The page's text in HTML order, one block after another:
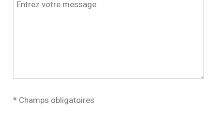
* Champs obligatoires